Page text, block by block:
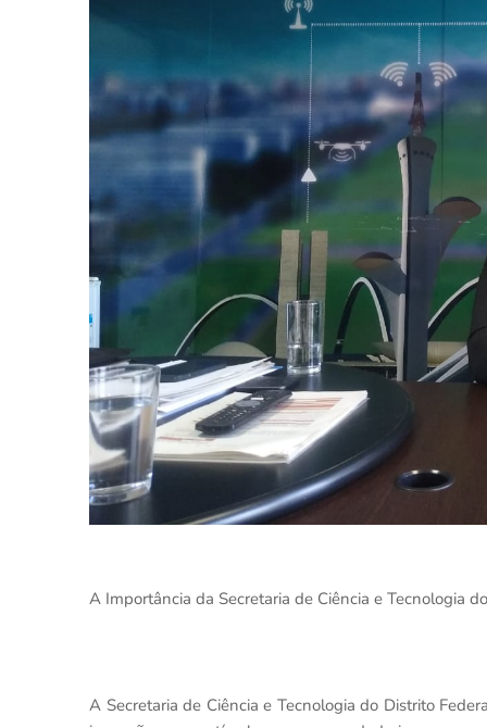
A Importância da Secretaria de Ciência e Tecnologia
A Secretaria de Ciência e Tecnologia do Distrito